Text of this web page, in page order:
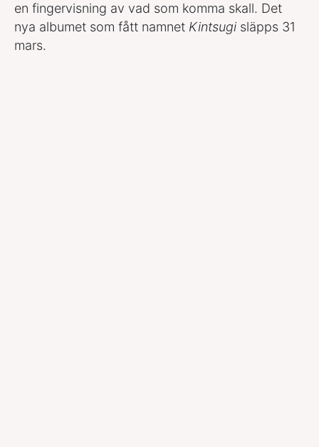
en fingervisning av vad som komma skall. Det
nya albumet som fått namnet Kintsugi släpps 31
mars.